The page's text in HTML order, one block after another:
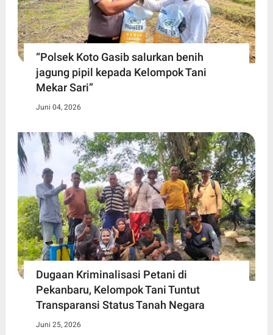
“Polsek Koto Gasib salurkan benih
jagung pipil kepada Kelompok Tani
Mekar Sari”
Juni 04, 2026
Dugaan Kriminalisasi Petani di
Pekanbaru, Kelompok Tani Tuntut
Transparansi Status Tanah Negara
Juni 25, 2026